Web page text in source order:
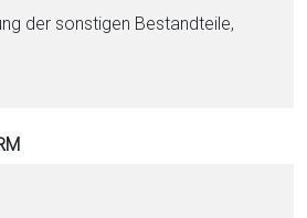
der sonstigen Be­stand­tei­le,